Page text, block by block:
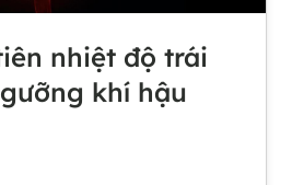
nhiệt độ trái
khí hậu